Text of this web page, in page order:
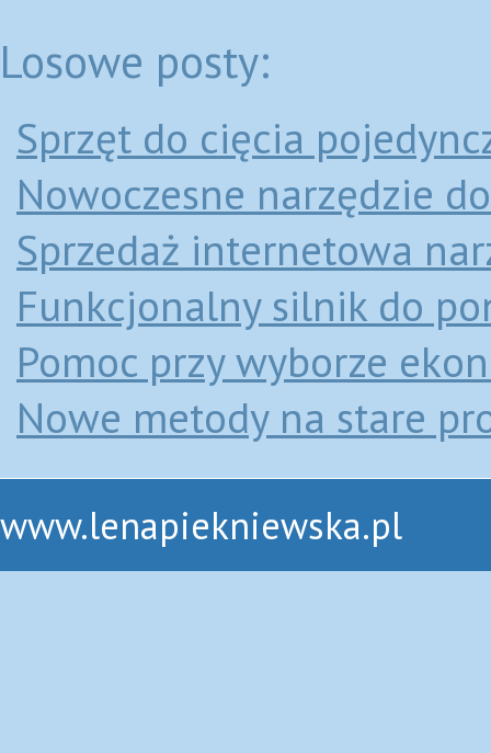
Losowe posty:
Sprzęt do cięcia
Nowoczesne narzędzie
Sprzedaż internetowa
Funkcjonalny silnik do
Pomoc przy wyborze
Nowe metody na stare
www.lenapiekniewska.pl